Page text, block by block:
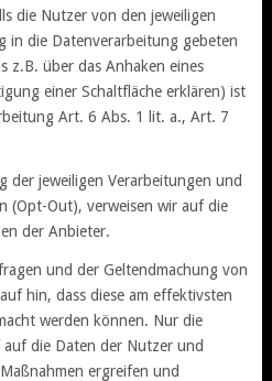
die Nutzer von den jeweiligen
in die Datenverarbeitung gebeten
z.B. über das Anhaken eines
einer Schaltfläche erklären) ist
Art. 6 Abs. 1 lit. a., Art. 7
der jeweiligen Verarbeitungen und
(Opt-Out), verweisen wir auf die
der Anbieter.
und der Geltendmachung von
hin, dass diese am effektivsten
werden können. Nur die
die Daten der Nutzer und
ergreifen und